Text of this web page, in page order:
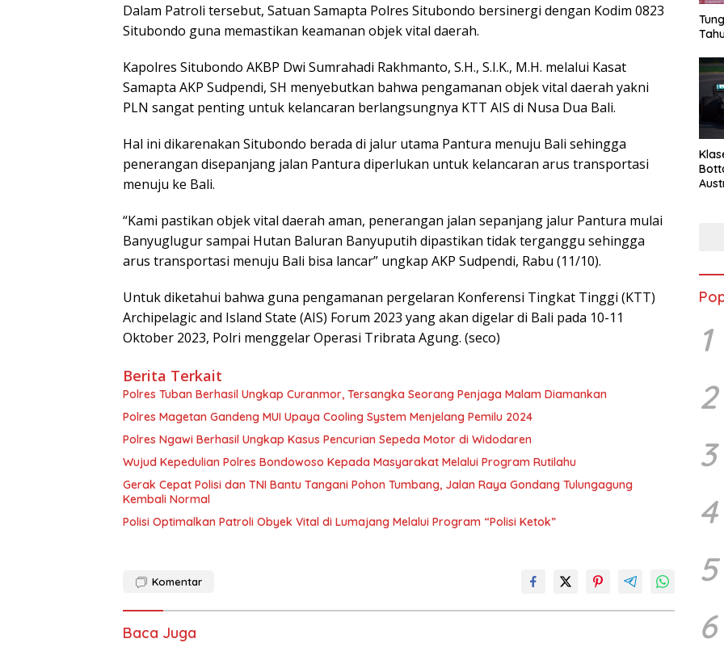
Dalam Patroli tersebut, Satuan Samapta Polres Situbondo bersinergi dengan Kodim 0823
Situbondo guna memastikan keamanan objek vital daerah.
Kapolres Situbondo AKBP Dwi Sumrahadi Rakhmanto, S.H., S.I.K., M.H. melalui Kasat
Samapta AKP Sudpendi, SH menyebutkan bahwa pengamanan objek vital daerah yakni
PLN sangat penting untuk kelancaran berlangsungnya KTT AIS di Nusa Dua Bali.
Hal ini dikarenakan Situbondo berada di jalur utama Pantura menuju Bali sehingga
penerangan disepanjang jalan Pantura diperlukan untuk kelancaran arus transportasi
menuju ke Bali.
“Kami pastikan objek vital daerah aman, penerangan jalan sepanjang jalur Pantura mulai
Banyuglugur sampai Hutan Baluran Banyuputih dipastikan tidak terganggu sehingga
arus transportasi menuju Bali bisa lancar” ungkap AKP Sudpendi, Rabu (11/10).
Untuk diketahui bahwa guna pengamanan pergelaran Konferensi Tingkat Tinggi (KTT)
Archipelagic and Island State (AIS) Forum 2023 yang akan digelar di Bali pada 10-11
Oktober 2023, Polri menggelar Operasi Tribrata Agung. (seco)
Berita Terkait
Polres Tuban Berhasil Ungkap Curanmor, Tersangka Seorang Penjaga Malam Diamankan
Polres Magetan Gandeng MUI Upaya Cooling System Menjelang Pemilu 2024
Polres Ngawi Berhasil Ungkap Kasus Pencurian Sepeda Motor di Widodaren
Wujud Kepedulian Polres Bondowoso Kepada Masyarakat Melalui Program Rutilahu
Gerak Cepat Polisi dan TNI Bantu Tangani Pohon Tumbang, Jalan Raya Gondang Tulungagung
Kembali Normal
Polisi Optimalkan Patroli Obyek Vital di Lumajang Melalui Program “Polisi Ketok”
Komentar
Baca Juga
1
2
3
4
5
6